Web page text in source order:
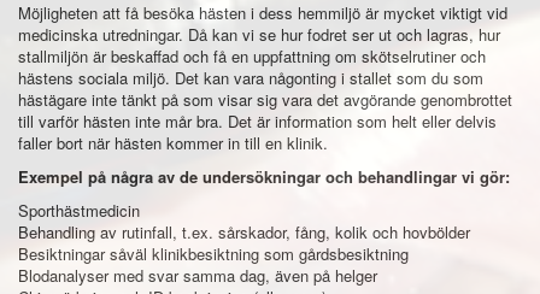
Möjligheten att få besöka hästen i dess hemmiljö är mycket viktigt vid
medicinska utredningar. Då kan vi se hur fodret ser ut och lagras, hur
stallmiljön är beskaffad och få en uppfattning om skötselrutiner och
hästens sociala miljö. Det kan vara någonting i stallet som du som
hästägare inte tänkt på som visar sig vara det avgörande genombrottet
till varför hästen inte mår bra. Det är information som helt eller delvis
faller bort när hästen kommer in till en klinik.
Exempel på några av de undersökningar och behandlingar vi gör:
Sporthästmedicin
Behandling av rutinfall, t.ex. sårskador, fång, kolik och hovbölder
Besiktningar såväl klinikbesiktning som gårdsbesiktning
Blodanalyser med svar samma dag, även på helger